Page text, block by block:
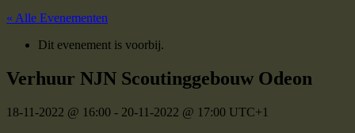
« Alle Evenementen
Dit evenement is voorbij.
Verhuur NJN Scoutinggebouw Odeon
18-11-2022 @ 16:00 - 20-11-2022 @ 17:00 UTC+1